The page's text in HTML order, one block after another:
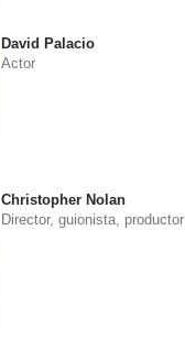
David Palacio
Actor
Christopher Nolan
Director, guionista, productor